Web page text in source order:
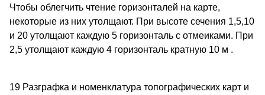
Чтобы облегчить чтение горизонталей на карте,
некоторые из них утолщают. При высоте сечения 1,5,10
и 20 утолщают каждую 5 горизонталь с отмеиками. При
2,5 утолщают каждую 4 горизонталь кратную 10 м .
19 Разграфка и номенклатура топографических карт и